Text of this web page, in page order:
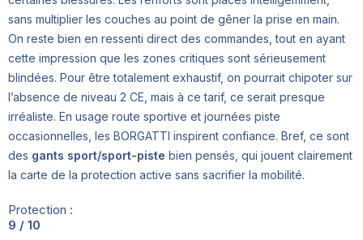
sans multiplier les couches au point de gêner la prise en main.
On reste bien en ressenti direct des commandes, tout en ayant
cette impression que les zones critiques sont sérieusement
blindées. Pour être totalement exhaustif, on pourrait chipoter sur
l’absence de niveau 2 CE, mais à ce tarif, ce serait presque
irréaliste. En usage route sportive et journées piste
occasionnelles, les BORGATTI inspirent confiance. Bref, ce sont
des gants sport/sport-piste bien pensés, qui jouent clairement
la carte de la protection active sans sacrifier la mobilité.
Protection :
9 / 10